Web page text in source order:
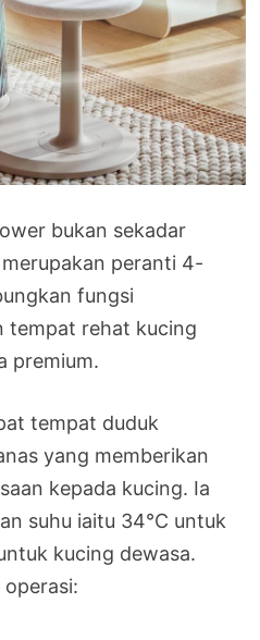
bukan sekadar
peranti 4-
fungsi
tempat rehat kucing
premium.
tempat duduk
yang memberikan
kepada kucing. Ia
suhu iaitu 34°C untuk
kucing dewasa.